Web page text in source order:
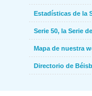
Estadísticas de la
Serie 50, la Serie
Mapa de nuestra
Directorio de